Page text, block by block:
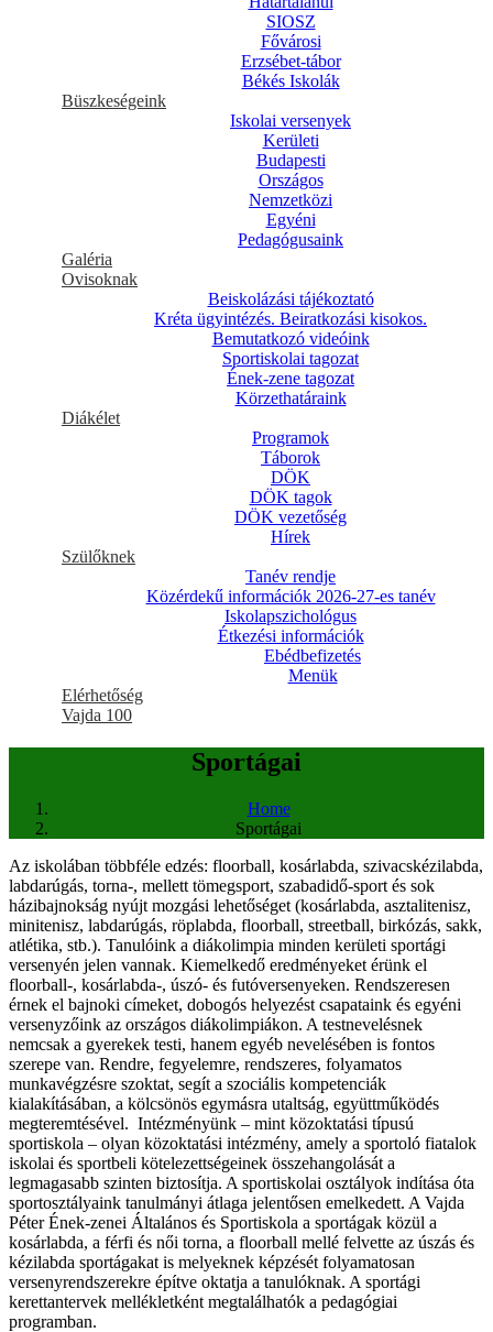
SIOSZ
Fővárosi
Erzsébet-tábor
Békés Iskolák
Büszkeségeink
Iskolai versenyek
Kerületi
Budapesti
Országos
Nemzetközi
Egyéni
Pedagógusaink
Galéria
Ovisoknak
Beiskolázási tájékoztató
Kréta ügyintézés. Beiratkozási kisokos.
Bemutatkozó videóink
Sportiskolai tagozat
Ének-zene tagozat
Körzethatáraink
Diákélet
Programok
Táborok
DÖK
DÖK tagok
DÖK vezetőség
Hírek
Szülőknek
Tanév rendje
Közérdekű információk 2026-27-es tanév
Iskolapszichológus
Étkezési információk
Ebédbefizetés
Menük
Elérhetőség
Vajda 100
Sportágai
Home
Sportágai
Az iskolában többféle edzés: floorball, kosárlabda, szivacskézilabda,
labdarúgás, torna-, mellett tömegsport, szabadidő-sport és sok
házibajnokság nyújt mozgási lehetőséget (kosárlabda, asztalitenisz,
minitenisz, labdarúgás, röplabda, floorball, streetball, birkózás, sakk,
atlétika, stb.). Tanulóink a diákolimpia minden kerületi sportági
versenyén jelen vannak. Kiemelkedő eredményeket érünk el
floorball-, kosárlabda-, úszó- és futóversenyeken. Rendszeresen
érnek el bajnoki címeket, dobogós helyezést csapataink és egyéni
versenyzőink az országos diákolimpiákon. A testnevelésnek
nemcsak a gyerekek testi, hanem egyéb nevelésében is fontos
szerepe van. Rendre, fegyelemre, rendszeres, folyamatos
munkavégzésre szoktat, segít a szociális kompetenciák
kialakításában, a kölcsönös egymásra utaltság, együttműködés
megteremtésével. Intézményünk – mint közoktatási típusú
sportiskola – olyan közoktatási intézmény, amely a sportoló fiatalok
iskolai és sportbeli kötelezettségeinek összehangolását a
legmagasabb szinten biztosítja. A sportiskolai osztályok indítása óta
sportosztályaink tanulmányi átlaga jelentősen emelkedett. A Vajda
Péter Ének-zenei Általános és Sportiskola a sportágak közül a
kosárlabda, a férfi és női torna, a floorball mellé felvette az úszás és
kézilabda sportágakat is melyeknek képzését folyamatosan
versenyrendszerekre építve oktatja a tanulóknak. A sportági
kerettantervek mellékletként megtalálhatók a pedagógiai
programban.